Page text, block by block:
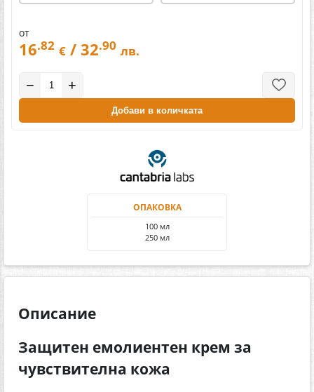
от
16.82 € / 32.90 лв.
− +
Добави в количката
ОПАКОВКА
100 мл
250 мл
Описание
Защитен емолиентен крем за
чувствителна кожа